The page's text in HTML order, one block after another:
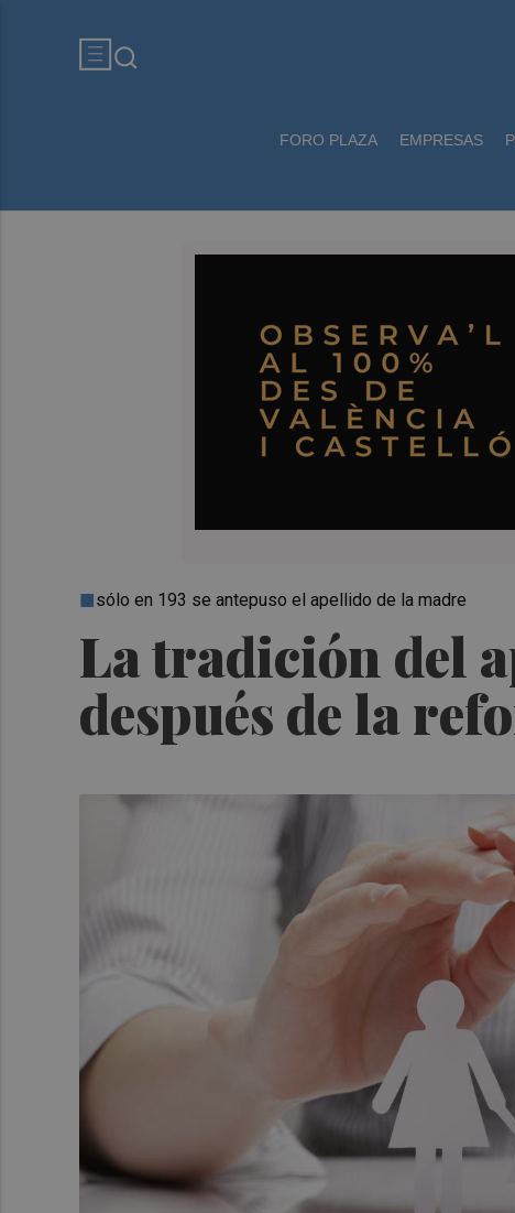
FORO PLAZA EMPRESAS
La tradición del
después de la
sólo en 193 se antepuso el apellido de la madre